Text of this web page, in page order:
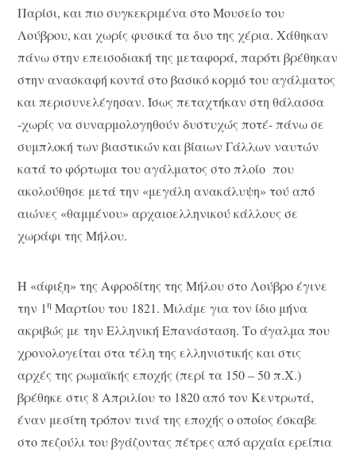
Παρίσι, και πιο συγκεκριμένα στο Μουσείο του
Λούβρου, και χωρίς φυσικά τα δυο της χέρια. Χάθηκαν
πάνω στην επεισοδιακή της μεταφορά, παρότι βρέθηκαν
στην ανασκαφή κοντά στο βασικό κορμό του αγάλματος
και περισυνελέγησαν. Ίσως πεταχτήκαν στη θάλασσα
-χωρίς να συναρμολογηθούν δυστυχώς ποτέ- πάνω σε
συμπλοκή των βιαστικών και βίαιων Γάλλων ναυτών
κατά το φόρτωμα του αγάλματος στο πλοίο που
ακολούθησε μετά την «μεγάλη ανακάλυψη» τού από
αιώνες «θαμμένου» αρχαιοελληνικού κάλλους σε
χωράφι της Μήλου.
Η «άφιξη» της Αφροδίτης της Μήλου στο Λούβρο έγινε
την 1η Μαρτίου του 1821. Μιλάμε για τον ίδιο μήνα
ακριβώς με την Ελληνική Επανάσταση. Το άγαλμα που
χρονολογείται στα τέλη της ελληνιστικής και στις
αρχές της ρωμαϊκής εποχής (περί τα 150 – 50 π.Χ.)
βρέθηκε στις 8 Απριλίου το 1820 από τον Κεντρωτά,
έναν μεσίτη τρόπον τινά της εποχής ο οποίος έσκαβε
στο πεζούλι του βγάζοντας πέτρες από αρχαία ερείπια